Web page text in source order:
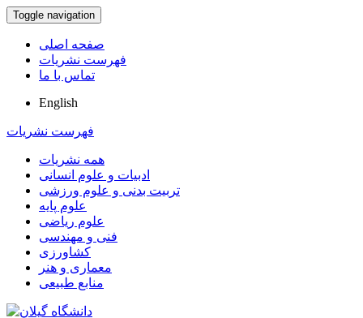
Toggle navigation
صفحه اصلی
فهرست نشریات
تماس با ما
English
فهرست نشریات
همه نشریات
ادبیات و علوم انسانی
تربیت بدنی و علوم ورزشی
علوم پایه
علوم ریاضی
فنی و مهندسی
کشاورزی
معماری و هنر
منابع طبیعی